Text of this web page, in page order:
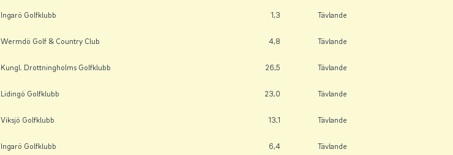
Ingarö Golfklubb 1,3 Tävlande
Wermdö Golf & Country Club 4,8 Tävlande
Kungl. Drottningholms Golfklubb 26,5 Tävlande
Lidingö Golfklubb 23,0 Tävlande
Viksjö Golfklubb 13,1 Tävlande
Ingarö Golfklubb 6,4 Tävlande